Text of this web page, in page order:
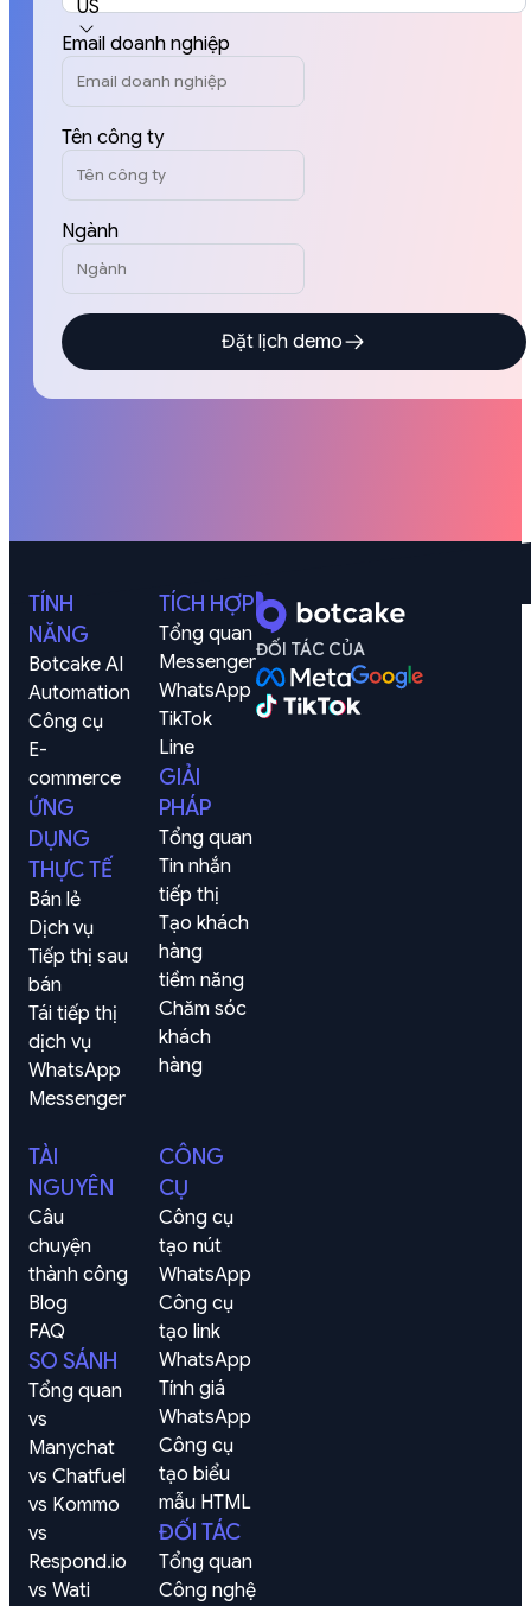
US
Email doanh nghiệp
Tên công ty
Ngành
Đặt lịch demo
TÍNH
NĂNG
Botcake AI
Automation
Công cụ
E-
commerce
ỨNG
DỤNG
THỰC TẾ
Bán lẻ
Dịch vụ
Tiếp thị sau
bán
Tái tiếp thị
dịch vụ
WhatsApp
Messenger
TÍCH HỢP
Tổng quan
Messenger
WhatsApp
TikTok
Line
GIẢI
PHÁP
Tổng quan
Tin nhắn
tiếp thị
Tạo khách
hàng
tiềm năng
Chăm sóc
khách
hàng
TÀI
NGUYÊN
Câu
chuyện
thành công
Blog
FAQ
SO SÁNH
Tổng quan
vs
Manychat
vs Chatfuel
vs Kommo
vs
Respond.io
vs Wati
CÔNG
CỤ
Công cụ
tạo nút
WhatsApp
Công cụ
tạo link
WhatsApp
Tính giá
WhatsApp
Công cụ
tạo biểu
mẫu HTML
ĐỐI TÁC
Tổng quan
Công nghệ
ĐỐI TÁC CỦA